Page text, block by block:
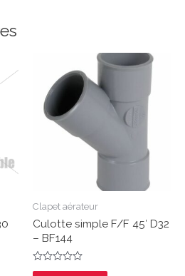
Clapet aérateur
Culotte simple F/F 45′ D32
– BF144
Note